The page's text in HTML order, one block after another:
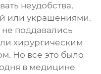
неудобства,
или украшениями.
поддавались
хирургическим
Но все это было
в медицине